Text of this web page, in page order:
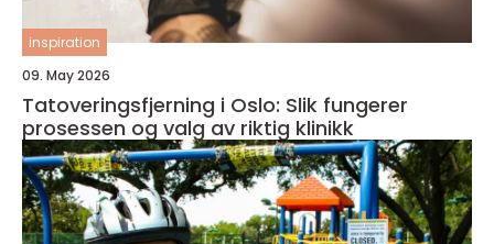
inspiration
09. May 2026
Tatoveringsfjerning i Oslo: Slik fungerer
prosessen og valg av riktig klinikk